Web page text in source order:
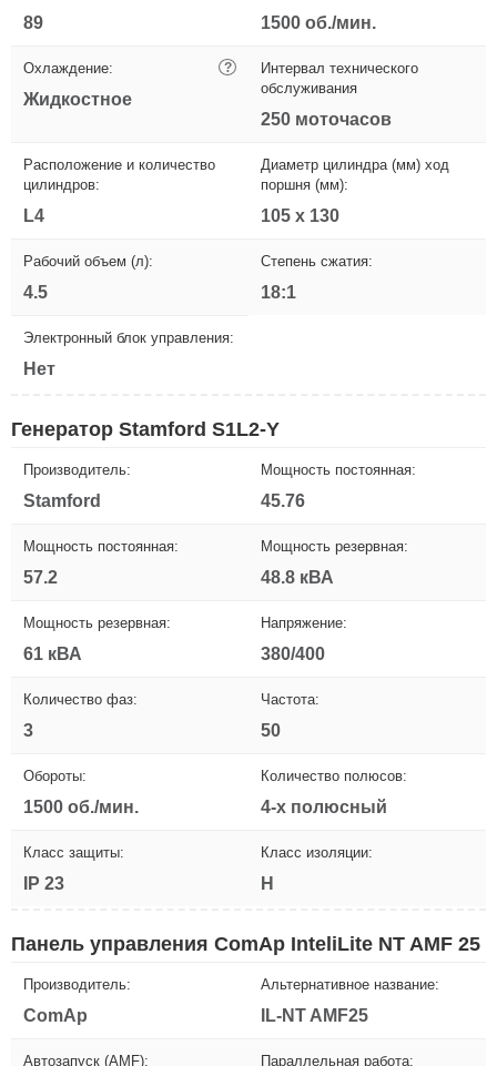
89 1500 об./мин.
Охлаждение: ?
Жидкостное
Интервал технического
обслуживания
250 моточасов
Расположение и количество
цилиндров:
L4
Диаметр цилиндра (мм) ход
поршня (мм):
105 х 130
Рабочий объем (л):
4.5
Степень сжатия:
18:1
Электронный блок управления:
Нет
Генератор Stamford S1L2-Y
Производитель:
Stamford
Мощность постоянная:
45.76
Мощность постоянная:
57.2
Мощность резервная:
48.8 кВА
Мощность резервная:
61 кВА
Напряжение:
380/400
Количество фаз:
3
Частота:
50
Обороты:
1500 об./мин.
Количество полюсов:
4-х полюсный
Класс защиты:
IP 23
Класс изоляции:
H
Панель управления ComAp InteliLite NT AMF 25
Производитель:
ComAp
Альтернативное название:
IL-NT AMF25
Автозапуск (AMF): Параллельная работа: